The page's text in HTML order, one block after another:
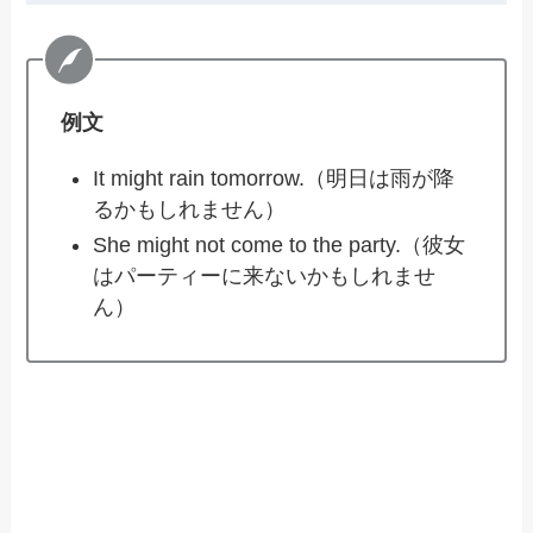
例文
It might rain tomorrow.（明日は雨が降
るかもしれません）
She might not come to the party.（彼女
はパーティーに来ないかもしれませ
ん）